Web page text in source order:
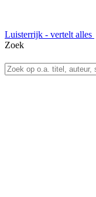
Luisterrijk - vertelt alles
Zoek